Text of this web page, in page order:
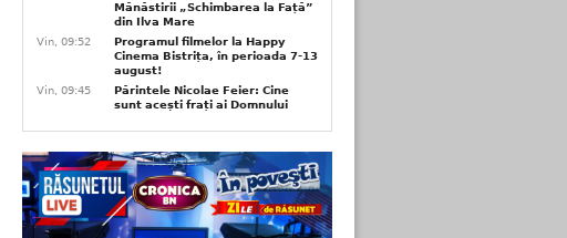
Mănăstirii „Schimbarea la Față”
din Ilva Mare
Vin, 09:52
Programul filmelor la Happy
Cinema Bistrița, în perioada 7-13
august!
Vin, 09:45
Părintele Nicolae Feier: Cine
sunt acești frați ai Domnului